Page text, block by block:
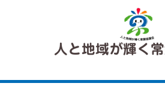
人と地域が輝く